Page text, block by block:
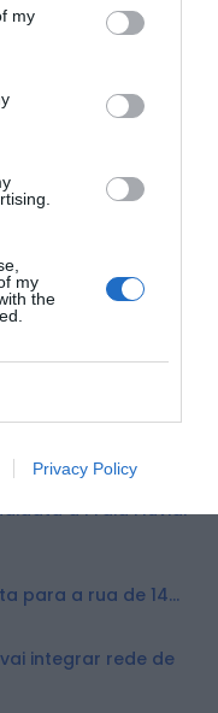
my
my
the
Privacy Policy
local
em caso
comportamentos
os incêndios;
locais e
através do
nas ações de
aldeias do concelho.
Castelo Branco
a Praia Fluvial
para a rua de 14...
integrar rede de